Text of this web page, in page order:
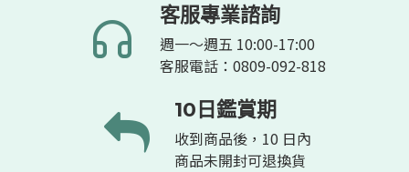
客服專業諮詢
週一～週五 10:00-17:00
客服電話：0809-092-818
10日鑑賞期
收到商品後，10 日內
商品未開封可退換貨